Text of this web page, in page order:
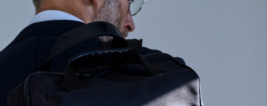
その他
収納サイズ
XS｜5リッター以下
S｜10リッター以下
L｜25リッター以下
XL｜26リッター以上
タブレット｜11インチ相当
ノートPC｜14インチ相当
商品価格
¥0 - ¥9,999
¥10,000 - ¥19,999
¥20,000 - ¥29,999
¥30,000 - ¥39,999
¥40,000 - ¥49,999
¥50,000 - ¥99,999
¥100,000 -